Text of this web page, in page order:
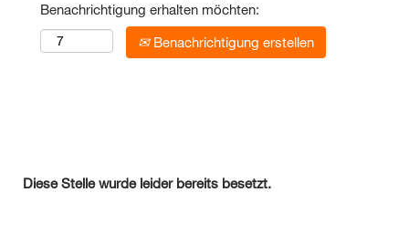
Benachrichtigung erhalten möchten:
Benachrichtigung erstellen
Diese Stelle wurde leider bereits besetzt.